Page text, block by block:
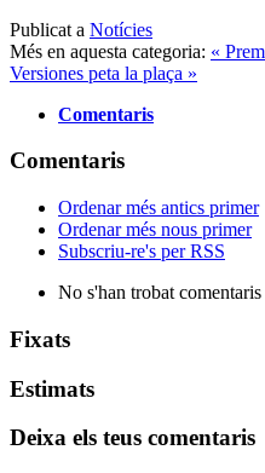
Publicat a Notícies
Més en aquesta categoria: «
Versiones peta la plaça »
Comentaris
Comentaris
Ordenar més antics primer
Ordenar més nous primer
Subscriu-re's per RSS
No s'han trobat comentaris
Fixats
Estimats
Deixa els teus comentaris